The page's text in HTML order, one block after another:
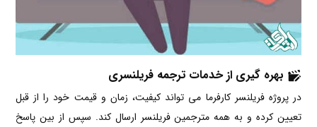
بهره گیری از خدمات ترجمه فریلنسری
در پروژه فریلنسر کارفرما می تواند کیفیت، زمان و قیمت خود را از قبل
تعیین کرده و به همه مترجمین فریلنسر ارسال کند. سپس از بین پاسخ